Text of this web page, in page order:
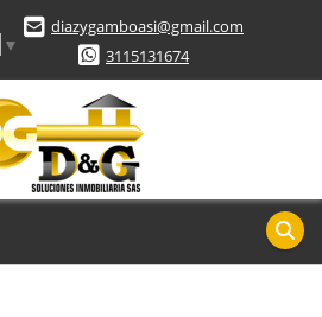
▼
diazygamboasi@gmail.com
3115131674